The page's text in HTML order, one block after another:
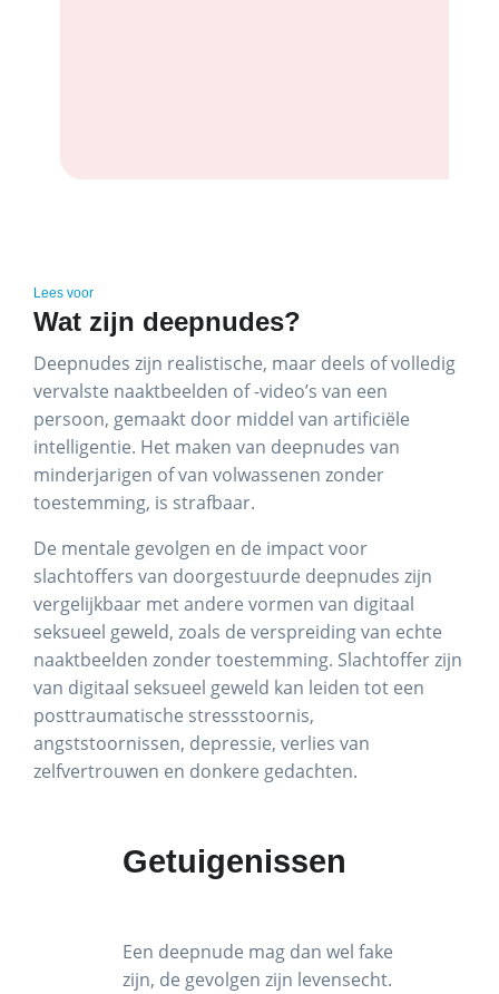
Lees voor
Wat zijn deepnudes?
Deepnudes zijn realistische, maar deels of volledig
vervalste naaktbeelden of -video’s van een
persoon, gemaakt door middel van artificiële
intelligentie. Het maken van deepnudes van
minderjarigen of van volwassenen zonder
toestemming, is strafbaar.
De mentale gevolgen en de impact voor
slachtoffers van doorgestuurde deepnudes zijn
vergelijkbaar met andere vormen van digitaal
seksueel geweld, zoals de verspreiding van echte
naaktbeelden zonder toestemming. Slachtoffer zijn
van digitaal seksueel geweld kan leiden tot een
posttraumatische stressstoornis,
angststoornissen, depressie, verlies van
zelfvertrouwen en donkere gedachten.
Getuigenissen
Een deepnude mag dan wel fake
zijn, de gevolgen zijn levensecht.